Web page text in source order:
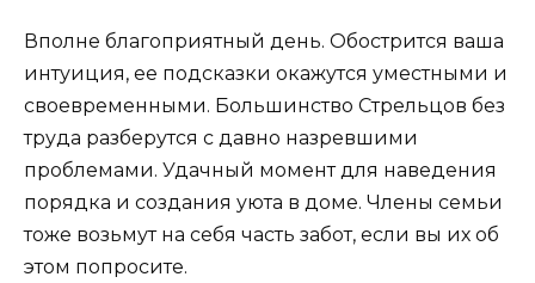
Вполне благоприятный день. Обострится ваша
интуиция, ее подсказки окажутся уместными и
своевременными. Большинство Стрельцов без
труда разберутся с давно назревшими
проблемами. Удачный момент для наведения
порядка и создания уюта в доме. Члены семьи
тоже возьмут на себя часть забот, если вы их об
этом попросите.